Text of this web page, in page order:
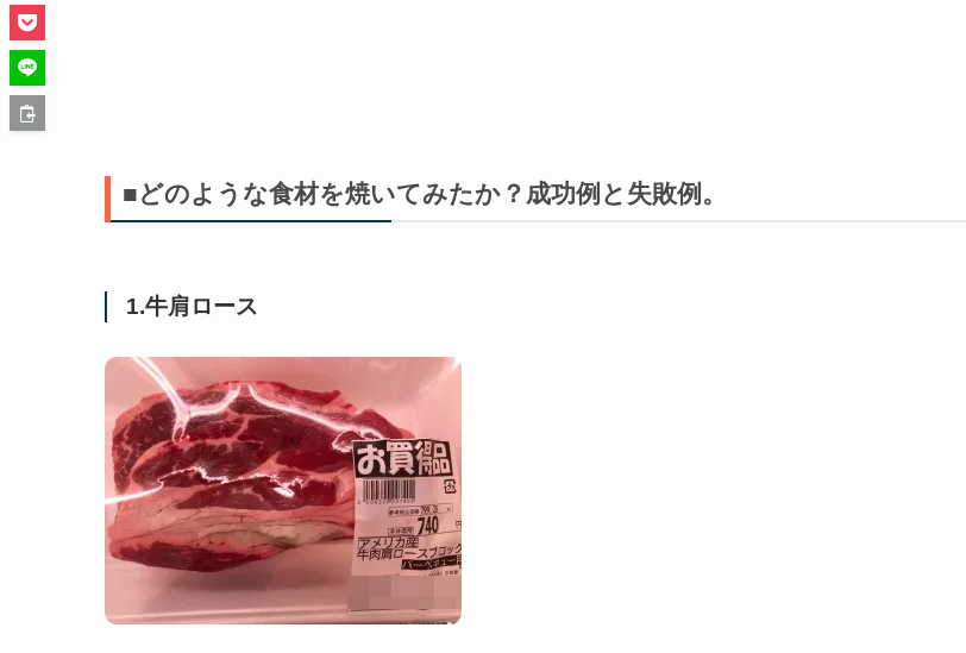
■どのような食材を焼いてみたか？成功例と失敗例。
1.牛肩ロース